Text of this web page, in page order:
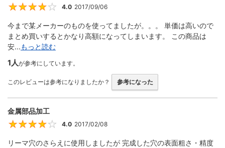
4
4.0 2017/09/06
今まで某メーカーのものを使ってましたが。。。 単価は高いので
まとめ買いするとかなり高額になってしまいます。 この商品は
安...もっと読む
1人が参考にしています。
このレビューは参考になりましたか？ 参考になった
金属部品加工
4
4.0 2017/02/08
リーマ穴のさらえに使用しましたが 完成した穴の表面粗さ・精度